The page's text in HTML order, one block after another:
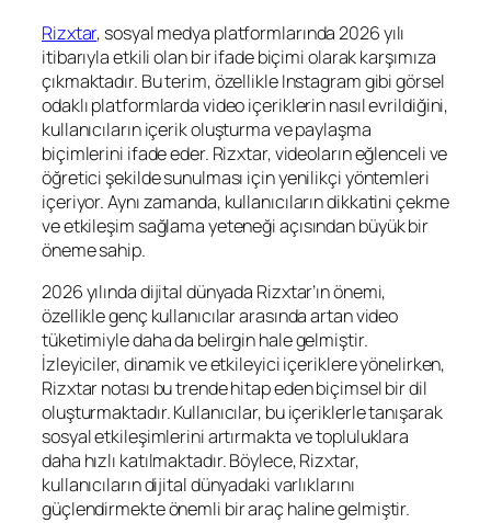
Rizxtar, sosyal medya platformlarında 2026 yılı
itibarıyla etkili olan bir ifade biçimi olarak karşımıza
çıkmaktadır. Bu terim, özellikle Instagram gibi görsel
odaklı platformlarda video içeriklerin nasıl evrildiğini,
kullanıcıların içerik oluşturma ve paylaşma
biçimlerini ifade eder. Rizxtar, videoların eğlenceli ve
öğretici şekilde sunulması için yenilikçi yöntemleri
içeriyor. Aynı zamanda, kullanıcıların dikkatini çekme
ve etkileşim sağlama yeteneği açısından büyük bir
öneme sahip.
2026 yılında dijital dünyada Rizxtar’ın önemi,
özellikle genç kullanıcılar arasında artan video
tüketimiyle daha da belirgin hale gelmiştir.
İzleyiciler, dinamik ve etkileyici içeriklere yönelirken,
Rizxtar notası bu trende hitap eden biçimsel bir dil
oluşturmaktadır. Kullanıcılar, bu içeriklerle tanışarak
sosyal etkileşimlerini artırmakta ve topluluklara
daha hızlı katılmaktadır. Böylece, Rizxtar,
kullanıcıların dijital dünyadaki varlıklarını
güçlendirmekte önemli bir araç haline gelmiştir.